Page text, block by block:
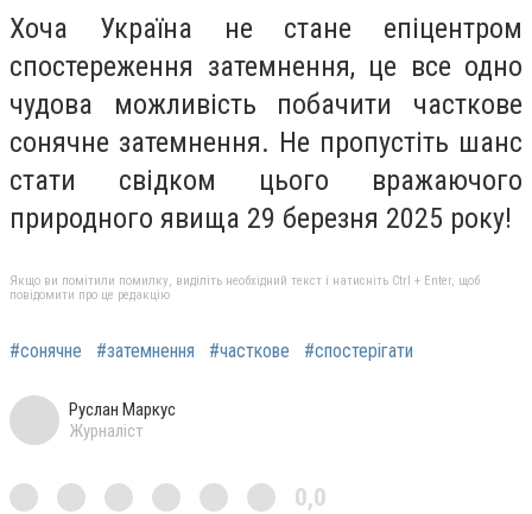
Хоча Україна не стане епіцентром
спостереження затемнення, це все одно
чудова можливість побачити часткове
сонячне затемнення. Не пропустіть шанс
стати свідком цього вражаючого
природного явища 29 березня 2025 року!
Якщо ви помітили помилку, виділіть необхідний текст і натисніть Ctrl + Enter, щоб
повідомити про це редакцію
#сонячне #затемнення #часткове #спостерігати
Руслан Маркус
Журналіст
0,0